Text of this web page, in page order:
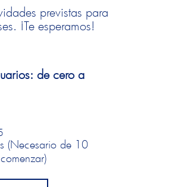
previstas para
¡Te esperamos!
de cero a
(Necesario de 10